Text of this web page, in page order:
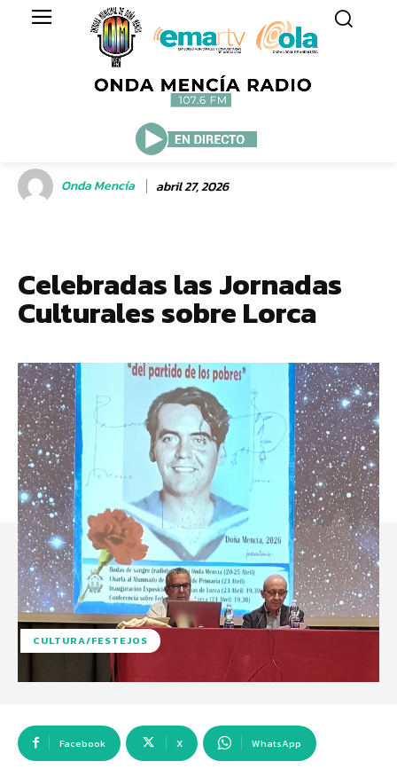
Onda Mencía abril 27, 2026
Celebradas las Jornadas
Culturales sobre Lorca
CULTURA/FESTEJOS
Facebook X WhatsApp